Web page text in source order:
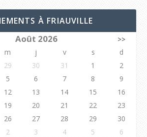
À FRIAUVILLE
Août 2026
>>
m j v s
d
29 30 31 1
2
5 6 7 8
9
12 13 14 15
16
19 20 21 22
23
26 27 28 29
30
2 3 4 5 6